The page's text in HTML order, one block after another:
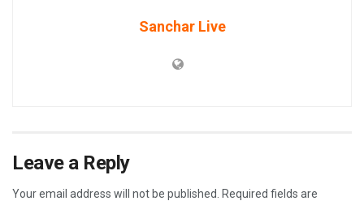
Sanchar Live
Leave a Reply
Your email address will not be published. Required fields are